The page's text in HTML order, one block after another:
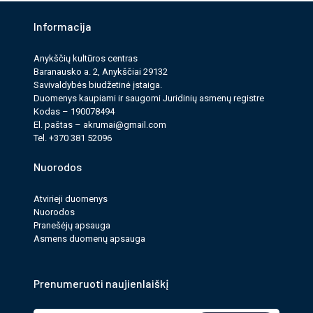
16.00 val. AKC mėgėjų meno kolektyvų koncertas
Renginiai nemokami.
Pridėti į Google kalendorių
PASIDALINTI:
Informacija
Anykščių kultūros cen­tras
Baranausko a. 2, Anykščiai 29132
Savi­valdy­bės biudžet­inė įstaiga.
Duomenys kau­pi­ami ir saugomi Juri­dinių asmenų reg­istre
Kodas – 190078494
El. paš­tas – akrumai@gmail.com
Tel. +370 381 52096
Nuorodos
Atvirieji duomenys
Nuorodos
Pranešėjų apsauga
Asmens duomenų apsauga
Prenumeruoti naujienlaiškį